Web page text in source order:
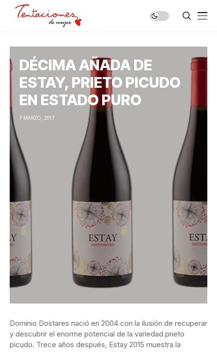
DÉCIMA AÑADA DE
ESTAY, PRIETO PICUDO
EN ESTADO PURO
7 MARZO, 2017
Dominio Dostares nació en 2004 con la ilusión de recuperar
y descubrir el enorme potencial de la variedad prieto
picudo. Trece años después, Estay 2015 muestra la